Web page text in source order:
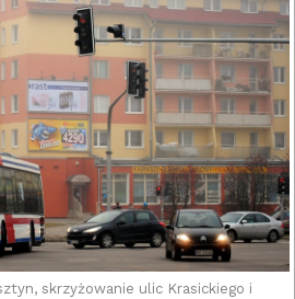
skrzyżowanie ulic Krasickiego i